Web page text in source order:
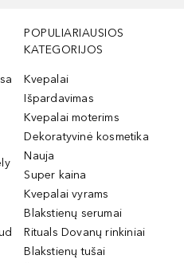
POPULIARIAUSIOS
KATEGORIJOS
Kvepalai
Išpardavimas
Kvepalai moterims
Dekoratyvinė kosmetika
Nauja
Super kaina
Kvepalai vyrams
Blakstienų serumai
Rituals Dovanų rinkiniai
Blakstienų tušai